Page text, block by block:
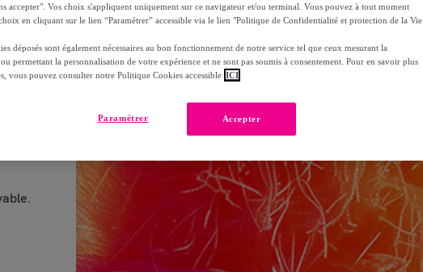
accepter". Vos choix s'appliquent uniquement sur ce navigateur et/ou terminal. Vous pouvez à tout moment
en cliquant sur le lien “Paramétrer” accessible via le lien "Politique de Confidentialité et protection de la Vie
déposés sont également nécessaires au bon fonctionnement de notre service tel que ceux mesurant la
permettant la personnalisation de votre expérience et ne sont pas soumis à consentement. Pour en savoir plus
vous pouvez consulter notre Politique Cookies accessible ICI
Accepter
Paramétrer